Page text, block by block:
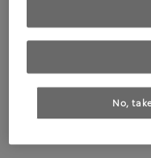
Hier
Die angeforderte
No,